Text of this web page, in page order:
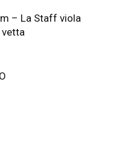
– La Staff viola
vetta